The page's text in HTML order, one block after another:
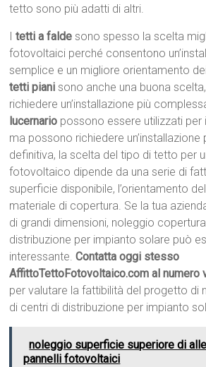
tetto sono più adatti di altri.
Itetti a falde sono spesso la scelta
fotovoltaici perché consentono
semplice e un migliore orientamento dei
tetti piani sono anche una buona
richiedere un’installazione più
lucernario possono essere utilizzati
ma possono richiedere un’installazione
definitiva, la scelta del tipo di tetto per
fotovoltaico dipende da una serie di
superficie disponibile, l’orientamento
materiale di copertura. Se la tua
di grandi dimensioni, noleggio
distribuzione per impianto solare può
interessante.Contatta oggi stesso
AffittoTettoFotovoltaico.com al numero
per valutare la fattibilità del progetto di
di centri di distribuzione per impianto
noleggio superficie superiore di
pannelli fotovoltaici